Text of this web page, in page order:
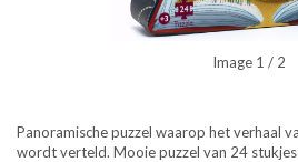
Image 1 / 2
Panoramische puzzel waarop het verhaal
wordt verteld. Mooie puzzel van 24